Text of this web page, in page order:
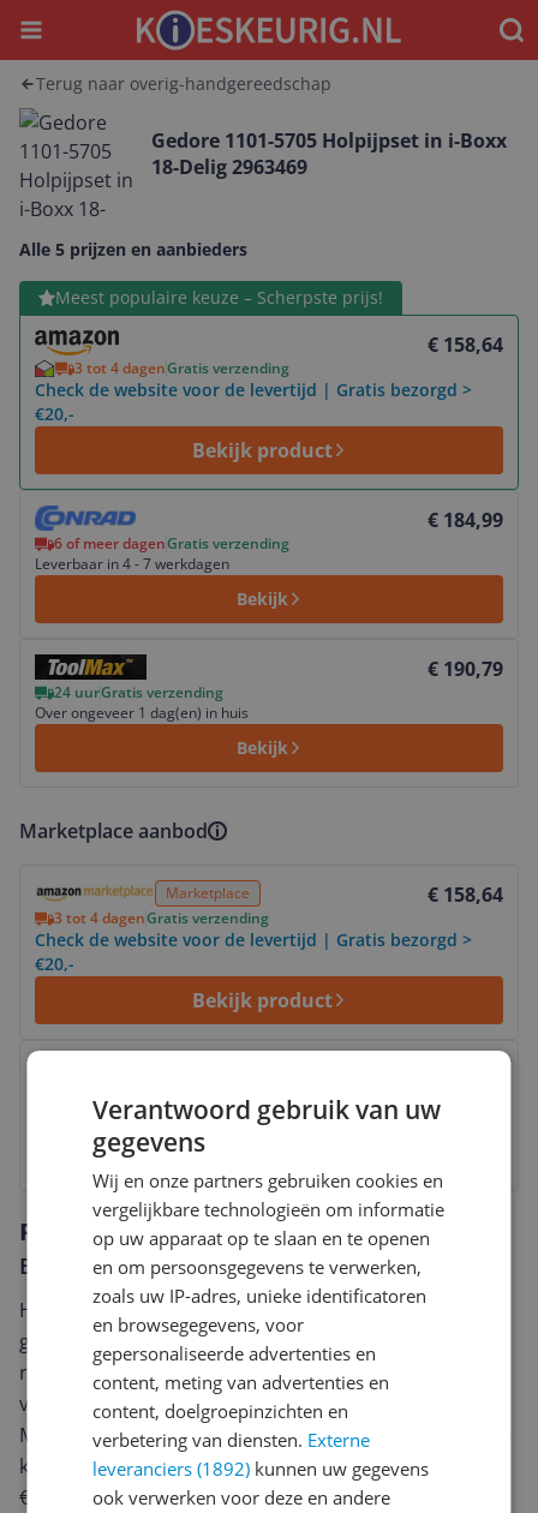
Menu
Terug naar overig-handgereedschap
Gedore 1101-5705 Holpijpset in i-Boxx
18-Delig 2963469
Alle 5 prijzen en aanbieders
Meest populaire keuze – Scherpste prijs!
€ 158,64
3 tot 4 dagenGratis verzending
Check de website voor de levertijd | Gratis bezorgd >
€20,-
Bekijk product
Bekijk product
€ 184,99
6 of meer dagenGratis verzending
Leverbaar in 4 - 7 werkdagen
Bekijk
Bekijk product
€ 190,79
24 uurGratis verzending
Over ongeveer 1 dag(en) in huis
Bekijk
Bekijk product
Marketplace aanbod
Marketplace € 158,64
3 tot 4 dagenGratis verzending
Check de website voor de levertijd | Gratis bezorgd >
€20,-
Bekijk product
Gratis verzending vanaf € 25,- | 30 Dagen Bedenktijd
Bekijk product
Reviews
Er zijn nog geen reviews geschreven
Heb jij dit product in bezit en wil je graag je mening
geven? Start dan hieronder met het schrijven van je
review. Afhankelijk van de details duurt het schrijven
van een review gemiddeld tussen de 3 en 10 minuten.
Met jouw mening help je andere bezoekers een betere
keuze te maken én maak je iedere maand kans op
€250,-!
Klik hier voor de actievoorwaarden.
Verantwoord gebruik van uw
gegevens
Wij en onze partners gebruiken cookies en
vergelijkbare technologieën om informatie
op uw apparaat op te slaan en te openen
en om persoonsgegevens te verwerken,
zoals uw IP-adres, unieke identificatoren
en browsegegevens, voor
gepersonaliseerde advertenties en
content, meting van advertenties en
content, doelgroepinzichten en
verbetering van diensten. Externe
leveranciers (1892) kunnen uw gegevens
ook verwerken voor deze en andere